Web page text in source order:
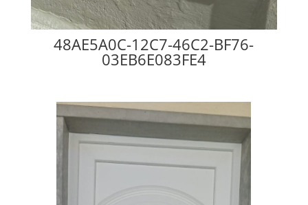
48AE5A0C-12C7-46C2-BF76-
03EB6E083FE4